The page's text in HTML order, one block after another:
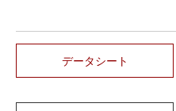
データシート